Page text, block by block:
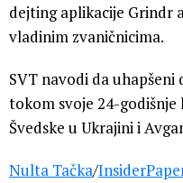
dejting aplikacije Grindr
vladinim zvaničnicima.
SVT navodi da
tokom svoje 24-godišnje
Švedske u Ukrajini i
Nulta Tačka/